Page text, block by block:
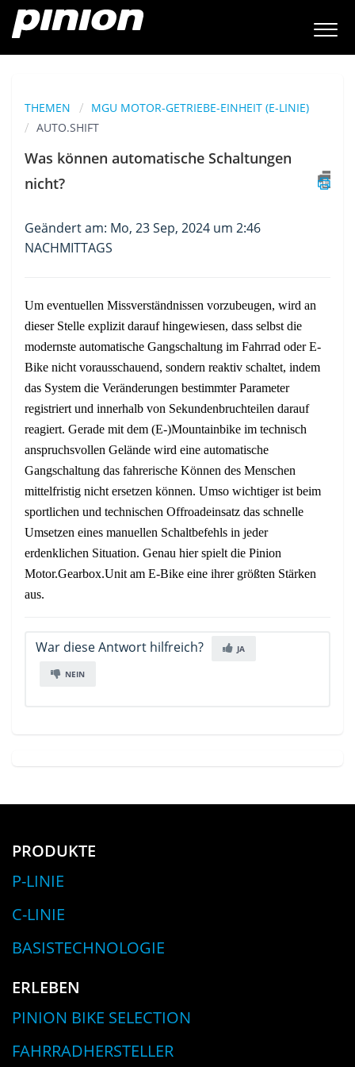
THEMEN
MGU MOTOR-GETRIEBE-EINHEIT (E-LINIE)
AUTO.SHIFT
Was können automatische Schaltungen
nicht?
Geändert am: Mo, 23 Sep, 2024 um 2:46
NACHMITTAGS
Um eventuellen Missverständnissen vorzubeugen, wird an
dieser Stelle explizit darauf hingewiesen, dass selbst die
modernste automatische Gangschaltung im Fahrrad oder E-
Bike nicht vorausschauend, sondern reaktiv schaltet, indem
das System die Veränderungen bestimmter Parameter
registriert und innerhalb von Sekundenbruchteilen darauf
reagiert. Gerade mit dem (E-)Mountainbike im technisch
anspruchsvollen Gelände wird eine automatische
Gangschaltung das fahrerische Können des Menschen
mittelfristig nicht ersetzen können. Umso wichtiger ist beim
sportlichen und technischen Offroadeinsatz das schnelle
Umsetzen eines manuellen Schaltbefehls in jeder
erdenklichen Situation. Genau hier spielt die Pinion
Motor.Gearbox.Unit am E-Bike eine ihrer größten Stärken
aus.
War diese Antwort hilfreich? JA
NEIN
PRODUKTE
P-LINIE
C-LINIE
BASISTECHNOLOGIE
ERLEBEN
PINION BIKE SELECTION
FAHRRADHERSTELLER